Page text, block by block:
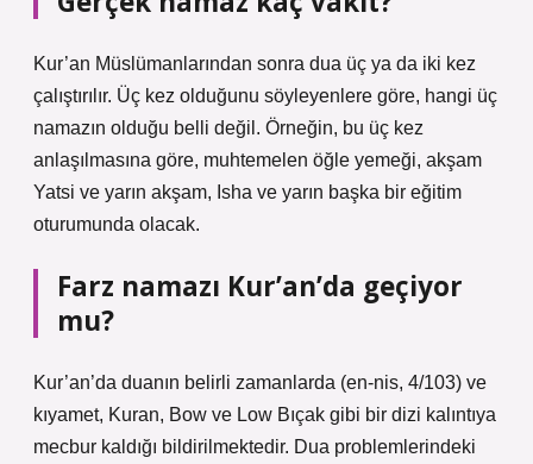
Kur’an Müslümanlarından sonra dua üç ya da iki kez
çalıştırılır. Üç kez olduğunu söyleyenlere göre, hangi üç
namazın olduğu belli değil. Örneğin, bu üç kez
anlaşılmasına göre, muhtemelen öğle yemeği, akşam
Yatsi ve yarın akşam, Isha ve yarın başka bir eğitim
oturumunda olacak.
Farz namazı Kur’an’da geçiyor
mu?
Kur’an’da duanın belirli zamanlarda (en-nis, 4/103) ve
kıyamet, Kuran, Bow ve Low Bıçak gibi bir dizi kalıntıya
mecbur kaldığı bildirilmektedir. Dua problemlerindeki